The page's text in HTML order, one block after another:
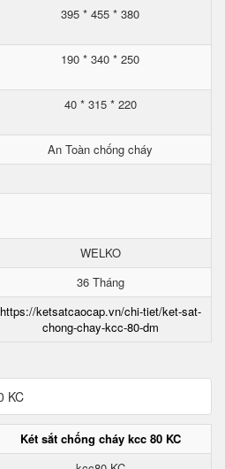
395 * 455 * 380
190 * 340 * 250
40 * 315 * 220
An Toàn chống cháy
WELKO
36 Tháng
https://ketsatcaocap.vn/chi-tiet/ket-sat-
chong-chay-kcc-80-dm
Két sắt chống cháy kcc 80 KC